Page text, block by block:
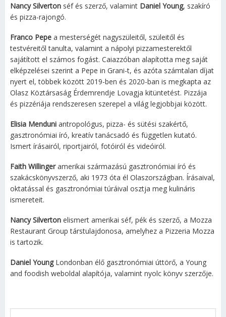
Nancy Silverton séf és szerző, valamint Daniel Young, szakíró
és pizza-rajongó.
Franco Pepe a mesterségét nagyszüleitől, szüleitől és
testvéreitől tanulta, valamint a nápolyi pizzamesterektől
sajátított el számos fogást. Caiazzóban alapította meg saját
elképzelései szerint a Pepe in Grani-t, és azóta számtalan díjat
nyert el, többek között 2019-ben és 2020-ban is megkapta az
Olasz Köztársaság Érdemrendje Lovagja kitüntetést. Pizzája
és pizzériája rendszeresen szerepel a világ legjobbjai között.
Elisia Menduni antropológus, pizza- és sütési szakértő,
gasztronómiai író, kreatív tanácsadó és független kutató.
Ismert írásairól, riportjairól, fotóiról és videóiról.
Faith Willingeramerikai származású gasztronómiai író és
szakácskönyvszerző, aki 1973 óta él Olaszországban. Írásaival,
oktatással és gasztronómiai túráival osztja meg kulináris
ismereteit.
Nancy Silverton elismert amerikai séf, pék és szerző, a Mozza
Restaurant Group társtulajdonosa, amelyhez a Pizzeria Mozza
is tartozik.
Daniel YoungLondonban élő gasztronómiai úttörő, a Young
and foodish weboldal alapítója, valamint nyolc könyv szerzője.